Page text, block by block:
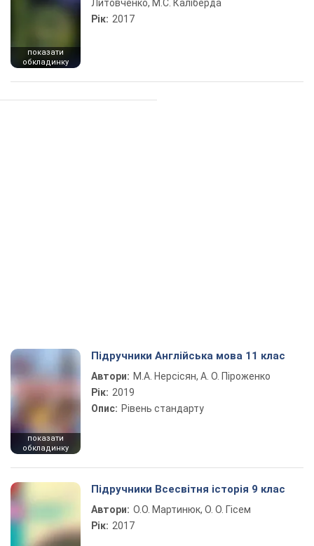
показати
обкладинку
Литовченко, М.С. Каліберда
Рік: 2017
показати
обкладинку
Підручники Англійська мова 11 клас
Автори: М.А. Нерсісян, А. О. Піроженко
Рік: 2019
Опис: Рівень стандарту
Підручники Всесвітня історія 9 клас
Автори: О.О. Мартинюк, О. О. Гісем
Рік: 2017